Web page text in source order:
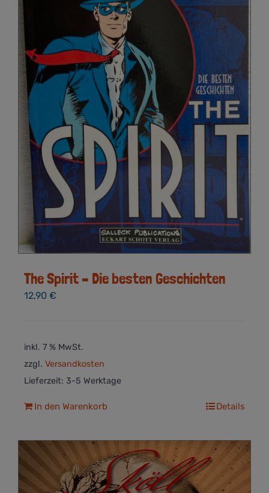
The Spirit – Die besten Geschichten
12,90 €
inkl. 7 % MwSt.
zzgl. Versandkosten
Lieferzeit: 3-5 Werktage
In den Warenkorb Details